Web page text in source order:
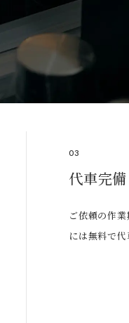
03
代車完備
ご依頼の作
には無料で代